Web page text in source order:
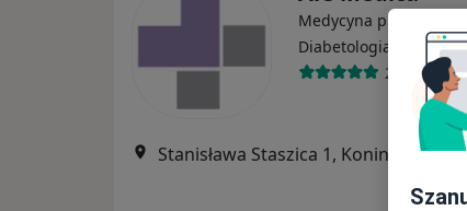
Medycyna pracy,
Diabetologia
Więcej
25 opinii
Stanisława Staszica 1, Konin Mapa